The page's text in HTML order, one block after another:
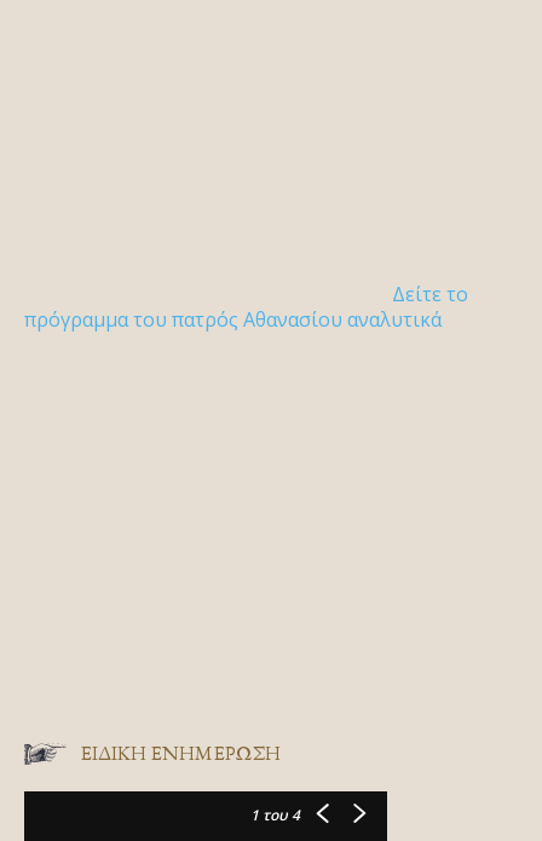
Δείτε το
πρόγραμμα του πατρός Αθανασίου αναλυτικά
ΕΙΔΙΚΉ ΕΝΗΜΈΡΩΣΗ
1 του 4